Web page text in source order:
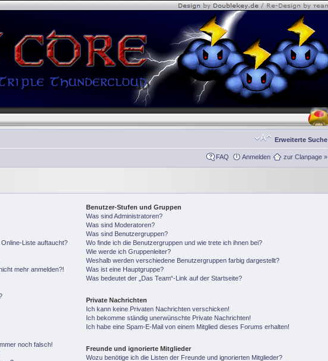
Erweiterte Suche
FAQ Anmelden zur Clanpage »
Liste auftaucht?
mehr anmelden?!
noch falsch!
Benutzer-Stufen und Gruppen
Was sind Administratoren?
Was sind Moderatoren?
Was sind Benutzergruppen?
Wo finde ich die Benutzergruppen und wie trete ich ihnen bei?
Wie werde ich Gruppenleiter?
Weshalb werden verschiedene Benutzergruppen farbig dargestellt?
Was ist eine Hauptgruppe?
Was bedeutet der „Das Team“-Link auf der Startseite?
Private Nachrichten
Ich kann keine Privaten Nachrichten verschicken!
Ich bekomme ständig unerwünschte Private Nachrichten!
Ich habe eine Spam-E-Mail von einem Mitglied dieses Forums erhalten!
Freunde und ignorierte Mitglieder
Wozu benötige ich die Listen der Freunde und ignorierten Mitglieder?